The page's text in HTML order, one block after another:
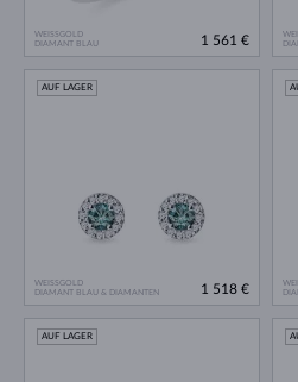
WEISSGOLD
DIAMANT BLAU
1 561 €
WEISSGOLD
DIAMANT BLAU & DIAMANTEN
AUF LAGER
1 518 €
AUF LAGER